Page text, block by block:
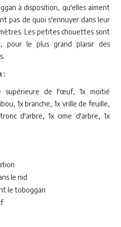
à disposition, qu'elles aiment
pas de quoi s'ennuyer dans leur
Les petites chouettes sont
pour le plus grand plaisir des
:
supérieure de l'œuf, 1x moitié
1x branche, 1x vrille de feuille,
d'arbre, 1x cime d'arbre, 1x
le nid
le toboggan